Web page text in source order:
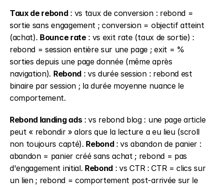
Taux de rebond : vs taux de conversion : rebond =
sortie sans engagement ; conversion = objectif atteint
(achat). Bounce rate : vs exit rate (taux de sortie) :
rebond = session entière sur une page ; exit = %
sorties depuis une page donnée (même après
navigation). Rebond : vs durée session : rebond est
binaire par session ; la durée moyenne nuance le
comportement.
Rebond landing ads : vs rebond blog : une page article
peut « rebondir » alors que la lecture a eu lieu (scroll
non toujours capté). Rebond : vs abandon de panier :
abandon = panier créé sans achat ; rebond = pas
d'engagement initial. Rebond : vs CTR : CTR = clics sur
un lien ; rebond = comportement post-arrivée sur le